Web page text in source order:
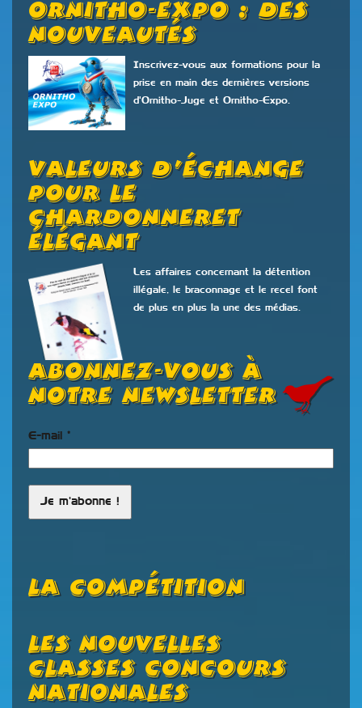
Ornitho-Expo : Des
Nouveautés
Inscrivez-vous aux formations pour la
prise en main des dernières versions
d'Ornitho-Juge et Ornitho-Expo.
Valeurs D’échange
Pour Le
Chardonneret
Élégant
Les affaires concernant la détention
illégale, le braconnage et le recel font
de plus en plus la une des médias.
Abonnez-vous à
notre newsletter
E-mail *
La Compétition
Les Nouvelles
Classes Concours
Nationales